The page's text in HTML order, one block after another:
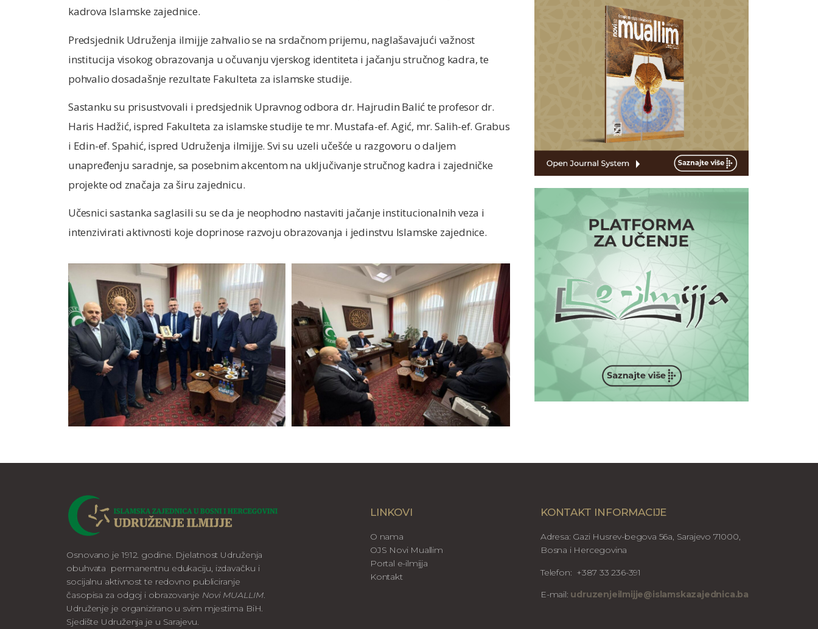
kadrova Islamske zajednice.
Predsjednik Udruženja ilmijje zahvalio se na srdačnom prijemu, naglašavajući važnost
institucija visokog obrazovanja u očuvanju vjerskog identiteta i jačanju stručnog kadra, te
pohvalio dosadašnje rezultate Fakulteta za islamske studije.
Sastanku su prisustvovali i predsjednik Upravnog odbora dr. Hajrudin Balić te profesor dr.
Haris Hadžić, ispred Fakulteta za islamske studije te mr. Mustafa-ef. Agić, mr. Salih-ef. Grabus
i Edin-ef. Spahić, ispred Udruženja ilmijje. Svi su uzeli učešće u razgovoru o daljem
unapređenju saradnje, sa posebnim akcentom na uključivanje stručnog kadra i zajedničke
projekte od značaja za širu zajednicu.
Učesnici sastanka saglasili su se da je neophodno nastaviti jačanje institucionalnih veza i
intenzivirati aktivnosti koje doprinose razvoju obrazovanja i jedinstvu Islamske zajednice.
Osnovano je 1912. godine. Djelatnost Udruženja
obuhvata permanentnu edukaciju, izdavačku i
socijalnu aktivnost te redovno publiciranje
časopisa za odgoj i obrazovanje Novi MUALLIM.
Udruženje je organizirano u svim mjestima BiH.
Sjedište Udruženja je u Sarajevu.
LINKOVI
O nama
OJS Novi Muallim
Portal e-ilmijja
Kontakt
KONTAKT INFORMACIJE
Adresa: Gazi Husrev-begova 56a, Sarajevo 71000,
Bosna i Hercegovina
Telefon: +387 33 236-391
E-mail: udruzenjeilmijje@islamskazajednica.ba